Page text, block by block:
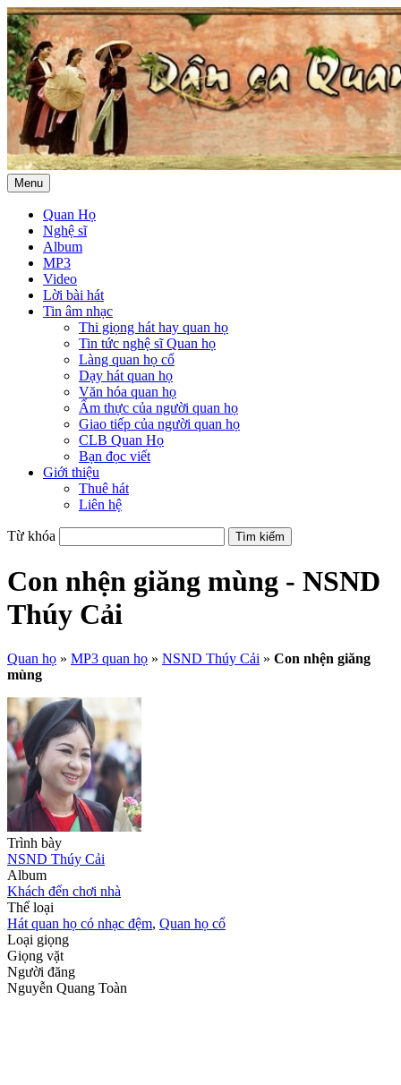
Menu
Quan Họ
Nghệ sĩ
Album
MP3
Video
Lời bài hát
Tin âm nhạc
Thi giọng hát hay quan họ
Tin tức nghệ sĩ Quan họ
Làng quan họ cổ
Dạy hát quan họ
Văn hóa quan họ
Ẩm thực của người quan họ
Giao tiếp của người quan họ
CLB Quan Họ
Bạn đọc viết
Giới thiệu
Thuê hát
Liên hệ
Từ khóa
Con nhện giăng mùng - NSND
Thúy Cải
Quan họ » MP3 quan họ » NSND Thúy Cải » Con nhện giăng
mùng
Trình bày
NSND Thúy Cải
Album
Khách đến chơi nhà
Thể loại
Hát quan họ có nhạc đệm, Quan họ cổ
Loại giọng
Giọng vặt
Người đăng
Nguyễn Quang Toàn